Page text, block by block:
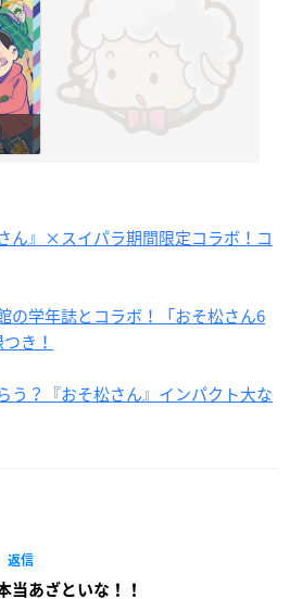
ん』×スイパラ期間限定コラボ！コ
の学年誌とコラボ！「おそ松さん6
き！
う？『おそ松さん』インパクト大な
返信
当あざといな！！